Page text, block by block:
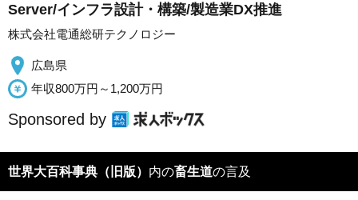
Server/インフラ設計・構築/製造業DX推進
株式会社電通総研テクノロジー
広島県
年収800万円～1,200万円
Sponsored by
世界大百科事典（旧版） 内の畜生道の言及